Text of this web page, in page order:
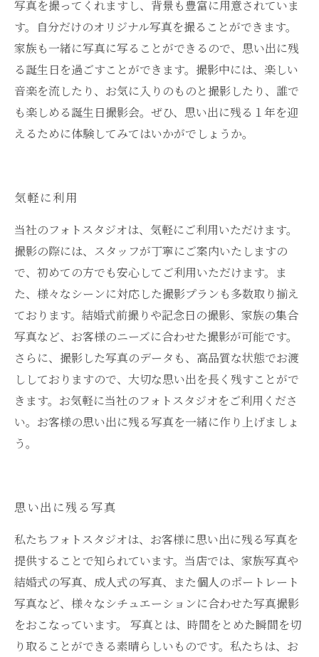
写真を撮ってくれますし、背景も豊富に用意されていま
す。自分だけのオリジナル写真を撮ることができます。
家族も一緒に写真に写ることができるので、思い出に残
る誕生日を過ごすことができます。撮影中には、楽しい
音楽を流したり、お気に入りのものと撮影したり、誰で
も楽しめる誕生日撮影会。ぜひ、思い出に残る１年を迎
えるために体験してみてはいかがでしょうか。
気軽に利用
当社のフォトスタジオは、気軽にご利用いただけます。
撮影の際には、スタッフが丁寧にご案内いたしますの
で、初めての方でも安心してご利用いただけます。ま
た、様々なシーンに対応した撮影プランも多数取り揃え
ております。結婚式前撮りや記念日の撮影、家族の集合
写真など、お客様のニーズに合わせた撮影が可能です。
さらに、撮影した写真のデータも、高品質な状態でお渡
ししておりますので、大切な思い出を長く残すことがで
きます。お気軽に当社のフォトスタジオをご利用くださ
い。お客様の思い出に残る写真を一緒に作り上げましょ
う。
思い出に残る写真
私たちフォトスタジオは、お客様に思い出に残る写真を
提供することで知られています。当店では、家族写真や
結婚式の写真、成人式の写真、また個人のポートレート
写真など、様々なシチュエーションに合わせた写真撮影
をおこなっています。 写真とは、時間をとめた瞬間を切
り取ることができる素晴らしいものです。私たちは、お